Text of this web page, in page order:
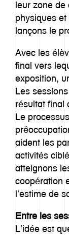
leur zone de
physiques
lançons le
Avec les
final vers
exposition,
Les
résultat final
Le
aident les
activités
atteignons
coopération
l’estime de
Entre les
L’idée est